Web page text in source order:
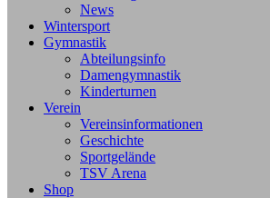
News
Wintersport
Gymnastik
Abteilungsinfo
Damengymnastik
Kinderturnen
Verein
Vereinsinformationen
Geschichte
Sportgelände
TSV Arena
Shop